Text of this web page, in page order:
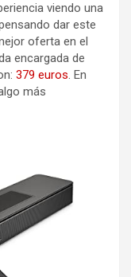
viendo una
dar este
oferta en el
encargada de
379 euros. En
más